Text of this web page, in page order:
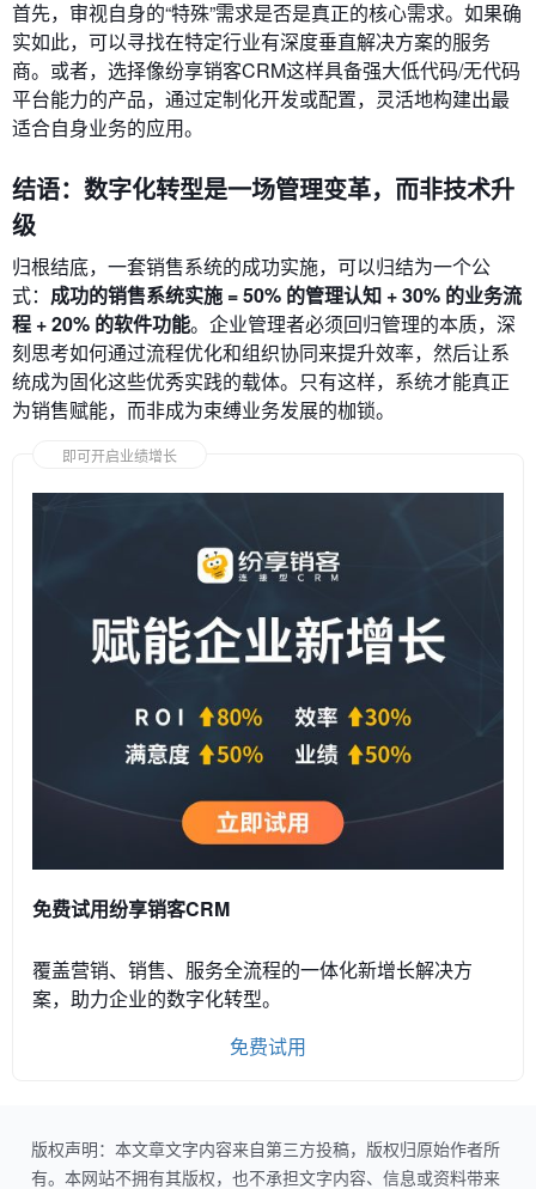
首先，审视自身的“特殊”需求是否是真正的核心需求。如果确
实如此，可以寻找在特定行业有深度垂直解决方案的服务
商。或者，选择像纷享销客CRM这样具备强大低代码/无代码
平台能力的产品，通过定制化开发或配置，灵活地构建出最
适合自身业务的应用。
结语：数字化转型是一场管理变革，而非技术升
级
归根结底，一套销售系统的成功实施，可以归结为一个公
式： 成功的销售系统实施 = 50% 的管理认知 + 30% 的业务流
程 + 20% 的软件功能。企业管理者必须回归管理的本质，深
刻思考如何通过流程优化和组织协同来提升效率，然后让系
统成为固化这些优秀实践的载体。只有这样，系统才能真正
为销售赋能，而非成为束缚业务发展的枷锁。
即可开启业绩增长
免费试用纷享销客CRM
覆盖营销、销售、服务全流程的一体化新增长解决方
案，助力企业的数字化转型。
免费试用
版权声明：本文章文字内容来自第三方投稿，版权归原始作者所
有。本网站不拥有其版权，也不承担文字内容、信息或资料带来